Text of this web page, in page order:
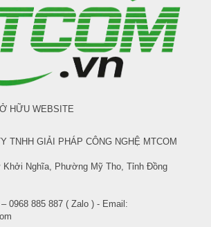
HỮU WEBSITE
TNHH GIẢI PHÁP CÔNG NGHỆ MTCOM
Khởi Nghĩa, Phường Mỹ Tho, Tỉnh Đồng
0968 885 887 ( Zalo ) - Email: